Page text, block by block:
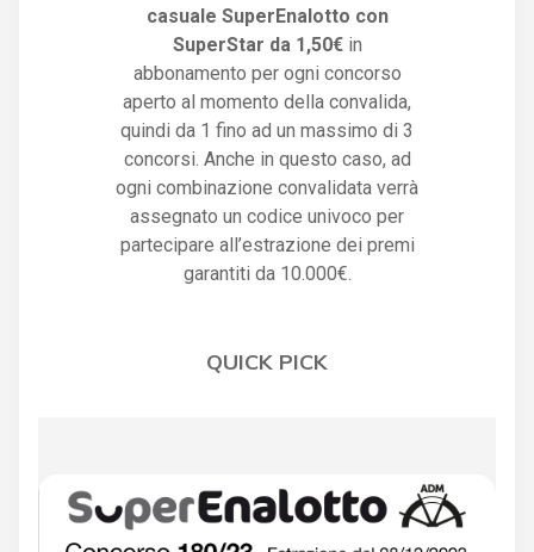
casuale SuperEnalotto con
SuperStar da 1,50€in
abbonamento per ogni concorso
aperto al momento della convalida,
quindi da 1 fino ad un massimo di 3
concorsi. Anche in questo caso, ad
ogni combinazione convalidata verrà
assegnato un codice univoco per
partecipare all’estrazione dei premi
garantiti da 10.000€.
QUICK PICK